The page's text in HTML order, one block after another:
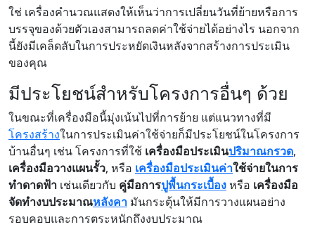
ใช่ เครื่องคำนวณแสดงให้เห็นว่าการเปลี่ยนวันที่ย้ายหรือการ
บรรจุของด้วยตัวเองสามารถลดค่าใช้จ่ายได้อย่างไร นอกจาก
นี้ยังมีเคล็ดลับในการประหยัดเงินหลังจากสร้างการประเมิน
ของคุณ
มีประโยชน์สำหรับโครงการอื่นๆ ด้วย
ในขณะที่เครื่องมือนี้มุ่งเน้นไปที่การย้าย แต่แนวทางที่มี
โครงสร้างในการประเมินค่าใช้จ่ายก็มีประโยชน์ในโครงการ
บ้านอื่นๆ เช่น โครงการที่ใช้ เครื่องมือประเมินปริมาณกรวด,
เครื่องมือวางแผนรั้ว, หรือ เครื่องมือประเมินค่าใช้จ่ายในการ
ทำดาดฟ้า เช่นเดียวกับ คู่มือการปูพื้นกระเบื้องหรือ เครื่องมือ
จัดทำงบประมาณหลังคา มันกระตุ้นให้มีการวางแผนอย่าง
รอบคอบและการตระหนักถึงงบประมาณ